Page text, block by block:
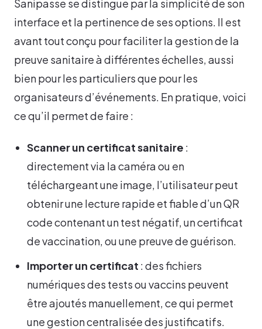
Sanipasse se distingue par la simplicité de son
interface et la pertinence de ses options. Il est
avant tout conçu pour faciliter la gestion de la
preuve sanitaire à différentes échelles, aussi
bien pour les particuliers que pour les
organisateurs d’événements. En pratique, voici
ce qu’il permet de faire :
Scanner un certificat sanitaire :
directement via la caméra ou en
téléchargeant une image, l’utilisateur peut
obtenir une lecture rapide et fiable d’un QR
code contenant un test négatif, un certificat
de vaccination, ou une preuve de guérison.
Importer un certificat : des fichiers
numériques des tests ou vaccins peuvent
être ajoutés manuellement, ce qui permet
une gestion centralisée des justificatifs.